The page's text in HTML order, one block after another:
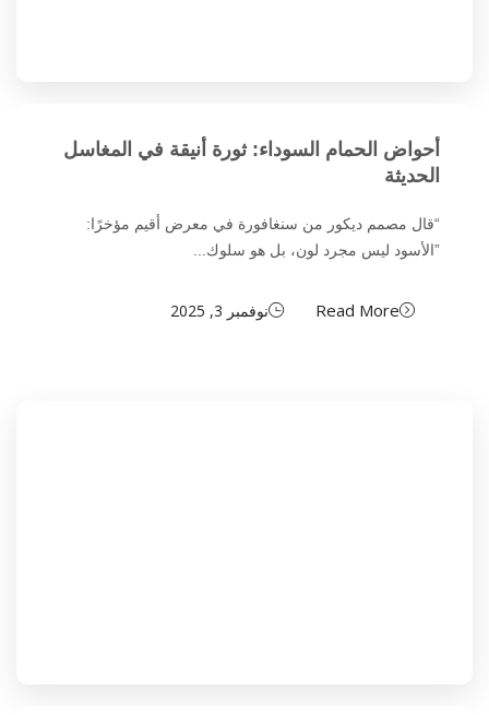
أحواض الحمام السوداء: ثورة أنيقة في المغاسل
الحديثة
“قال مصمم ديكور من سنغافورة في معرض أقيم مؤخرًا:
”الأسود ليس مجرد لون، بل هو سلوك...
Read More نوفمبر 3, 2025